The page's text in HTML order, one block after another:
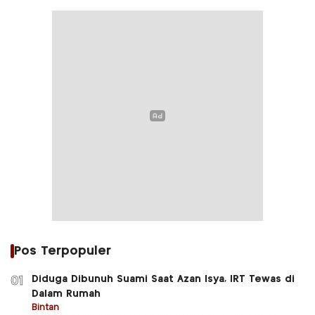
Pos Terpopuler
01
Diduga Dibunuh Suami Saat Azan Isya, IRT Tewas di
Dalam Rumah
Bintan